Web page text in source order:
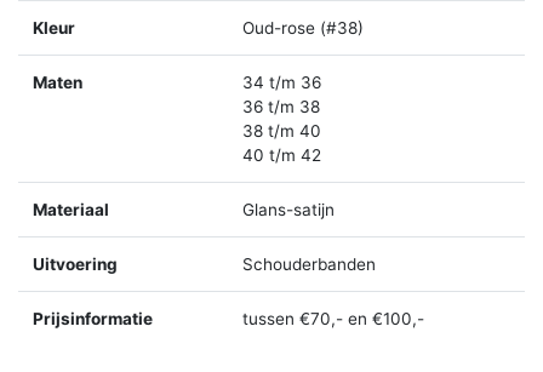
Kleur Oud-rose (#38)
Maten
34 t/m 36
36 t/m 38
38 t/m 40
40 t/m 42
Materiaal Glans-satijn
Uitvoering Schouderbanden
Prijsinformatie tussen €70,- en €100,-